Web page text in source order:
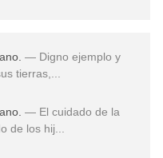
— Digno ejemplo y
tierras,...
— El cuidado de la
de los hij...